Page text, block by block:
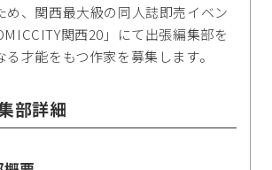
め、関西最大級の同人誌即売イベン
関西20」にて出張編集部を
才能をもつ作家を募集します。
部詳細